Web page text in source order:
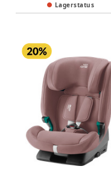
Lagerstatus